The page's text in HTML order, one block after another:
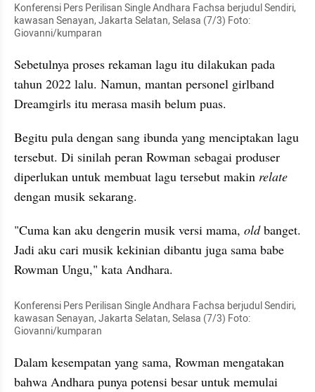
Konferensi Pers Perilisan Single Andhara Fachsa berjudul Sendiri,
kawasan Senayan, Jakarta Selatan, Selasa (7/3) Foto:
Giovanni/kumparan
Sebetulnya proses rekaman lagu itu dilakukan pada
tahun 2022 lalu. Namun, mantan personel girlband
Dreamgirls itu merasa masih belum puas.
Begitu pula dengan sang ibunda yang menciptakan lagu
tersebut. Di sinilah peran Rowman sebagai produser
diperlukan untuk membuat lagu tersebut makin
dengan musik sekarang.
"Cuma kan aku dengerin musik versi mama, old banget.
Jadi aku cari musik kekinian dibantu juga sama babe
Rowman Ungu," kata Andhara.
Konferensi Pers Perilisan Single Andhara Fachsa berjudul Sendiri,
kawasan Senayan, Jakarta Selatan, Selasa (7/3) Foto:
Giovanni/kumparan
Dalam kesempatan yang sama, Rowman mengatakan
bahwa Andhara punya potensi besar untuk memulai